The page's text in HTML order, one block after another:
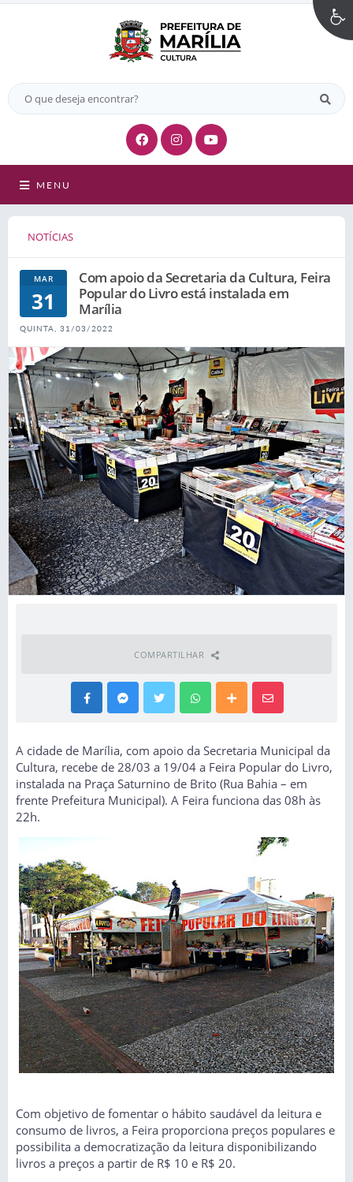
MENU
NOTÍCIAS
MAR
31
Com apoio da Secretaria da Cultura, Feira
Popular do Livro está instalada em
Marília
QUINTA, 31/03/2022
COMPARTILHAR
A cidade de Marília, com apoio da Secretaria Municipal da
Cultura, recebe de 28/03 a 19/04 a Feira Popular do Livro,
instalada na Praça Saturnino de Brito (Rua Bahia – em
frente Prefeitura Municipal). A Feira funciona das 08h às
22h.
Com objetivo de fomentar o hábito saudável da leitura e
consumo de livros, a Feira proporciona preços populares e
possibilita a democratização da leitura disponibilizando
livros a preços a partir de R$ 10 e R$ 20.